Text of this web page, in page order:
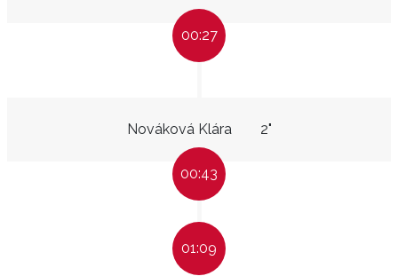
00:27
Nováková Klára 2"
00:43
01:09